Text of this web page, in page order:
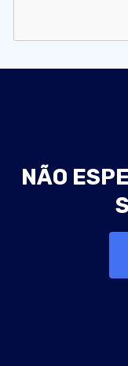
NÃO